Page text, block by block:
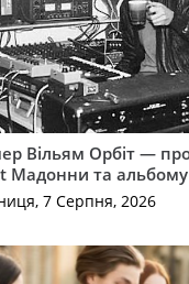
Вільям Орбіт —
Мадонни та альбому
7 Серпня, 2026